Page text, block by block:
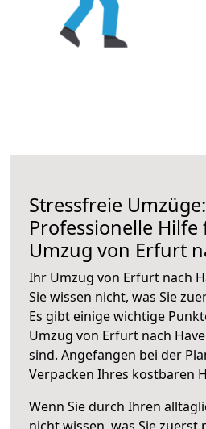
Stressfreie Umzüge:
Professionelle
Umzug von Erfurt
Ihr Umzug von Erfurt nach
Sie wissen nicht, was Sie
Es gibt einige wichtige
Umzug von Erfurt nach
sind. Angefangen bei der
Verpacken Ihres kostbaren
Wenn Sie durch Ihren